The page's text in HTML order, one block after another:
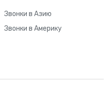
Звонки в Азию
Звонки в Америку